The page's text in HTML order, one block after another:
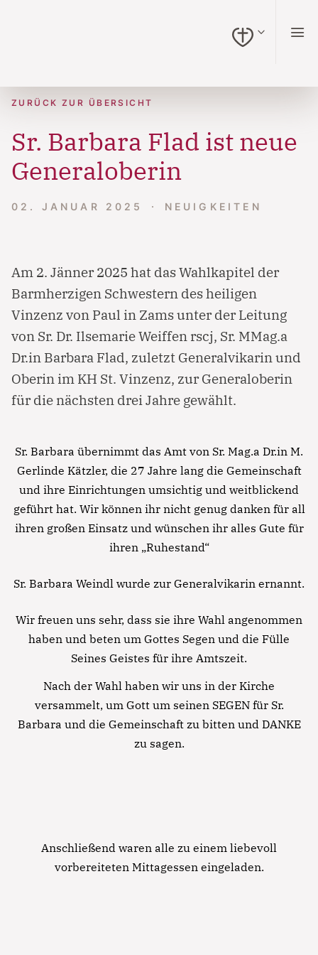
ZURÜCK ZUR ÜBERSICHT
Sr. Barbara Flad ist neue
Generaloberin
02. JANUAR 2025 NEUIGKEITEN
Am 2. Jänner 2025 hat das Wahlkapitel der
Barmherzigen Schwestern des heiligen
Vinzenz von Paul in Zams unter der Leitung
von Sr. Dr. Ilsemarie Weiffen rscj, Sr. MMag.a
Dr.in Barbara Flad, zuletzt Generalvikarin und
Oberin im KH St. Vinzenz, zur Generaloberin
für die nächsten drei Jahre gewählt.
Sr. Barbara übernimmt das Amt von Sr. Mag.a Dr.in M.
Gerlinde Kätzler, die 27 Jahre lang die Gemeinschaft
und ihre Einrichtungen umsichtig und weitblickend
geführt hat. Wir können ihr nicht genug danken für all
ihren großen Einsatz und wünschen ihr alles Gute für
ihren „Ruhestand“
Sr. Barbara Weindl wurde zur Generalvikarin ernannt.
Wir freuen uns sehr, dass sie ihre Wahl angenommen
haben und beten um Gottes Segen und die Fülle
Seines Geistes für ihre Amtszeit.
Nach der Wahl haben wir uns in der Kirche
versammelt, um Gott um seinen SEGEN für Sr.
Barbara und die Gemeinschaft zu bitten und DANKE
zu sagen.
Anschließend waren alle zu einem liebevoll
vorbereiteten Mittagessen eingeladen.
Notfall
Lorem ipsum dolor sit amet, consectetur
adipisicing elit, sed do eiusmod tempor incididunt
Lorem ipsum dolor sit amet, consectetur
adipisicing elit, sed do eiusmod tempor incididunt